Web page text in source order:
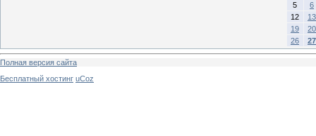
5
6
12
13
19
20
26
27
Полная версия сайта
Бесплатный хостинг uCoz